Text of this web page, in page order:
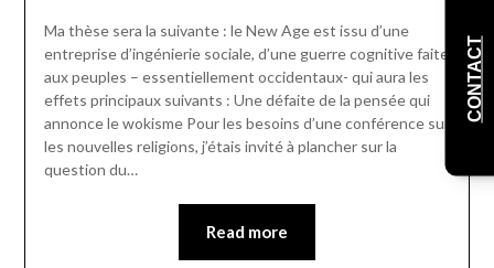
Ma thèse sera la suivante : le New Age est issu d’une
entreprise d’ingénierie sociale, d’une guerre cognitive faite
aux peuples – essentiellement occidentaux- qui aura les
effets principaux suivants : Une défaite de la pensée qui
annonce le wokisme Pour les besoins d’une conférence sur
les nouvelles religions, j’étais invité à plancher sur la
question du…
Read more
CONTACT